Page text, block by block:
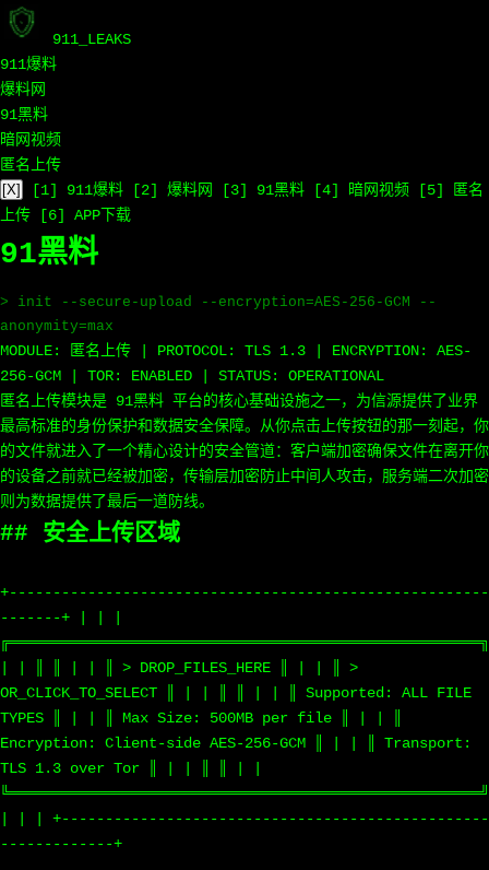
911_LEAKS
911爆料
爆料网
91黑料
暗网视频
匿名上传
[X] [1] 911爆料 [2] 爆料网 [3] 91黑料 [4] 暗网视频
[5] 匿名
上传
[6] APP下载
91黑料
> init --secure-upload --encryption=AES-256-GCM --
anonymity=max
MODULE: 匿名上传 | PROTOCOL: TLS 1.3 | ENCRYPTION: AES-
256-GCM | TOR: ENABLED | STATUS: OPERATIONAL
匿名上传模块是 91黑料 平台的核心基础设施之一，为信源提供了业界
最高标准的身份保护和数据安全保障。从你点击上传按钮的那一刻起，你
的文件就进入了一个精心设计的安全管道：客户端加密确保文件在离开你
的设备之前就已经被加密，传输层加密防止中间人攻击，服务端二次加密
则为数据提供了最后一道防线。
## 安全上传区域
+-------------------------------------------------------
-------+ | | |
╔══════════════════════════════════════════════════════╗
| | ║ ║ | | ║ > DROP_FILES_HERE ║ | | ║ >
OR_CLICK_TO_SELECT ║ | | ║ ║ | | ║ Supported: ALL FILE
TYPES ║ | | ║ Max Size: 500MB per file ║ | | ║
Encryption: Client-side AES-256-GCM ║ | | ║ Transport:
TLS 1.3 over Tor ║ | | ║ ║ | |
╚══════════════════════════════════════════════════════╝
| | | +-------------------------------------------------
-------------+